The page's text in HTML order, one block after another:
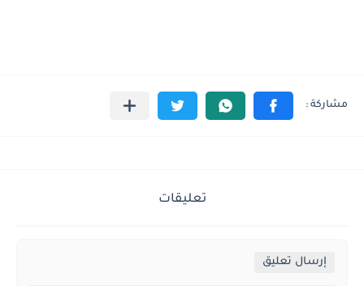
تعليقات
إرسال تعليق